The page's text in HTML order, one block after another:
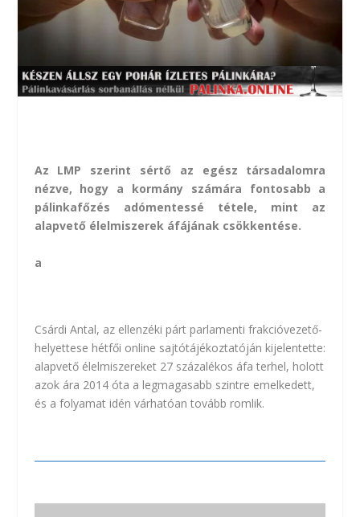
Az LMP szerint sértő az egész társadalomra
nézve, hogy a kormány számára fontosabb a
pálinkafőzés adómentessé tétele, mint az
alapvető élelmiszerek áfájának csökkentése.
a
Csárdi Antal, az ellenzéki párt parlamenti frakcióvezető-
helyettese hétfői online sajtótájékoztatóján kijelentette:
alapvető élelmiszereket 27 százalékos áfa terhel, holott
azok ára 2014 óta a legmagasabb szintre emelkedett,
és a folyamat idén várhatóan tovább romlik.